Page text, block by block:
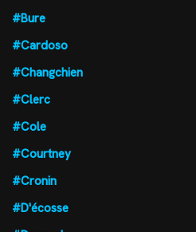
#Bure
#Cardoso
#Changchien
#Clerc
#Cole
#Courtney
#Cronin
#D'écosse